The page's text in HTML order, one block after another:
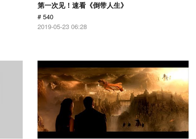
第一次见！速看《倒带人生》
# 540
2019-05-23 06:28